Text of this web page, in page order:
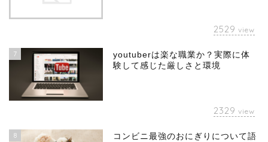
2529 view
7
youtuberは楽な職業か？実際に体
験して感じた厳しさと環境
2329 view
8
コンビニ最強のおにぎりについて語